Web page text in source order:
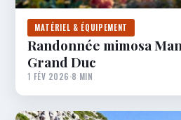
MATÉRIEL & ÉQUIPEMENT
Randonnée mimosa
Grand Duc
1 FÉV 2026·8 MIN